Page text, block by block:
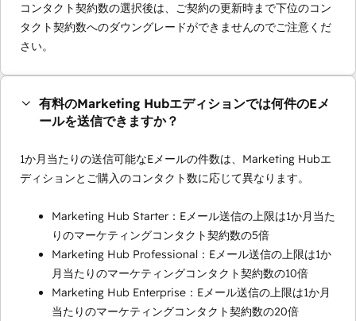
コンタクト契約数の選択後は、ご契約の更新時まで下位のコン
タクト契約数へのダウングレードができませんのでご注意くだ
さい。
有料のMarketing Hubエディションでは何件のEメ
ールを送信できますか？
1か月当たりの送信可能なEメールの件数は、Marketing Hubエ
ディションとご購入のコンタクト数に応じて異なります。
Marketing Hub Starter：Eメール送信の上限は1か月当た
りのマーケティングコンタクト契約数の5倍
Marketing Hub Professional：Eメール送信の上限は1か
月当たりのマーケティングコンタクト契約数の10倍
Marketing Hub Enterprise：Eメール送信の上限は1か月
当たりのマーケティングコンタクト契約数の20倍